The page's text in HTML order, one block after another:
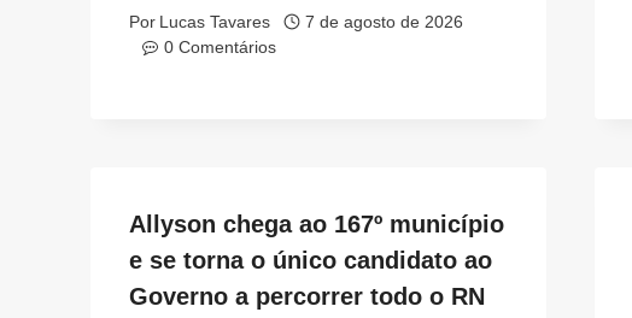
Por Lucas Tavares
7 de agosto de 2026
0 Comentários
Allyson chega ao 167º município
e se torna o único candidato ao
Governo a percorrer todo o RN